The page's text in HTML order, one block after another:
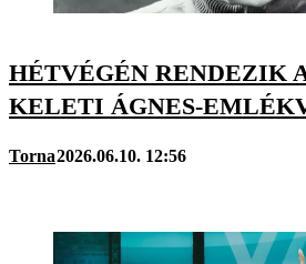
HÉTVÉGÉN RENDEZIK
KELETI ÁGNES-
Torna2026.06.10. 12:56